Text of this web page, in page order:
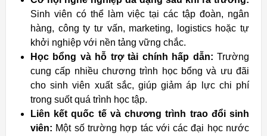
Sinh viên có thể làm việc tại các tập đoàn, ngân
hàng, công ty tư vấn, marketing, logistics hoặc tự
khởi nghiệp với nền tảng vững chắc.
Học bổng và hỗ trợ tài chính hấp dẫn: Trường
cung cấp nhiều chương trình học bổng và ưu đãi
cho sinh viên xuất sắc, giúp giảm áp lực chi phí
trong suốt quá trình học tập.
Liên kết quốc tế và chương trình trao đổi sinh
viên: Một số trường hợp tác với các đại học nước